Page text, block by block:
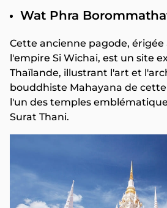
Wat Phra
Cette ancienne pagode, érigée
l'empire Si Wichai, est un site
Thaïlande, illustrant l'art et
bouddhiste Mahayana de
l'un des temples
Surat Thani.